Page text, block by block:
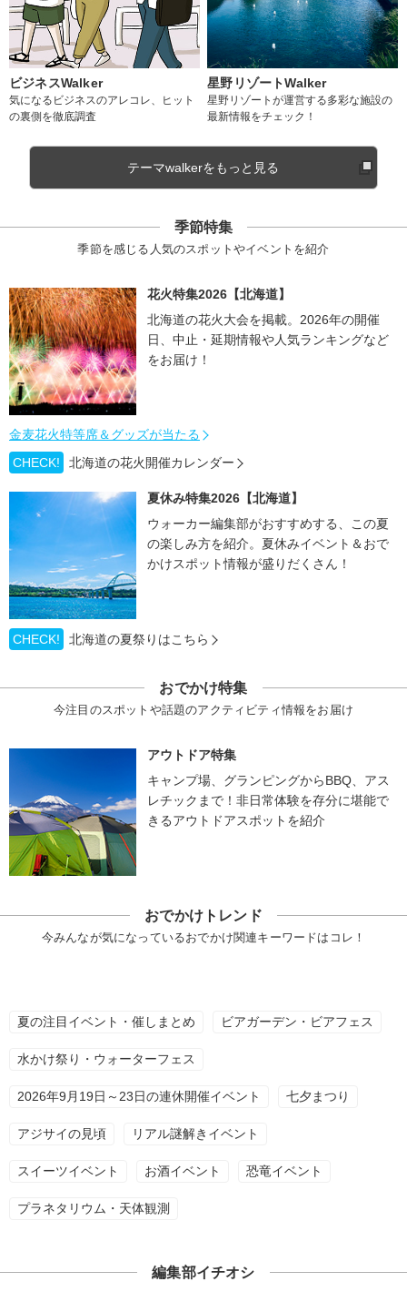
ビジネスWalker
気になるビジネスのアレコレ、ヒット
の裏側を徹底調査
星野リゾートWalker
星野リゾートが運営する多彩な施設の
最新情報をチェック！
テーマwalkerをもっと見る
季節特集
季節を感じる人気のスポットやイベントを紹介
花火特集2026【北海道】
北海道の花火大会を掲載。2026年の開催
日、中止・延期情報や人気ランキングなど
をお届け！
金麦花火特等席＆グッズが当たる
CHECK!
北海道の花火開催カレンダー
夏休み特集2026【北海道】
ウォーカー編集部がおすすめする、この夏
の楽しみ方を紹介。夏休みイベント＆おで
かけスポット情報が盛りだくさん！
CHECK! 北海道の夏祭りはこちら
おでかけ特集
今注目のスポットや話題のアクティビティ情報をお届け
アウトドア特集
キャンプ場、グランピングからBBQ、アス
レチックまで！非日常体験を存分に堪能で
きるアウトドアスポットを紹介
おでかけトレンド
今みんなが気になっているおでかけ関連キーワードはコレ！
夏の注目イベント・催しまとめ ビアガーデン・ビアフェス
水かけ祭り・ウォーターフェス
2026年9月19日～23日の連休開催イベント 七夕まつり
アジサイの見頃 リアル謎解きイベント
スイーツイベント お酒イベント 恐竜イベント
プラネタリウム・天体観測
編集部イチオシ